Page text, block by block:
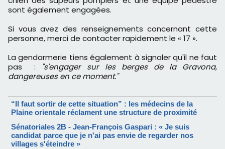
sont également engagées.
Si vous avez des renseignements concernant cette
personne, merci de contacter rapidement le « 17 ».
La gendarmerie tiens également à signaler qu'il ne faut
pas :
"s'engager sur les berges de la Gravona,
dangereuses en ce moment."
“Il faut sortir de cette situation” : les médecins de la
Plaine orientale réclament une structure de proximité
Sénatoriales 2B - Jean-François Gaspari : « Je suis
candidat parce que je n'ai pas envie de regarder nos
villages s'éteindre »